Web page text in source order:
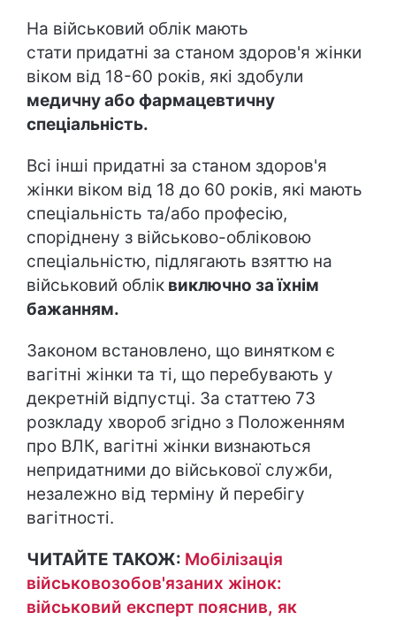
На військовий облік мають
стати придатні за станом здоров'я жінки
віком від 18-60 років, які здобули
медичну або фармацевтичну
спеціальність.
Всі інші придатні за станом здоров'я
жінки віком від 18 до 60 років, які мають
спеціальність та/або професію,
споріднену з військово-обліковою
спеціальністю, підлягають взяттю на
військовий облік виключно за їхнім
бажанням.
Законом встановлено, що винятком є
вагітні жінки та ті, що перебувають у
декретній відпустці. За статтею 73
розкладу хвороб згідно з Положенням
про ВЛК, вагітні жінки визнаються
непридатними до військової служби,
незалежно від терміну й перебігу
вагітності.
ЧИТАЙТЕ ТАКОЖ: Мобілізація
військовозобов'язаних жінок:
військовий експерт пояснив, як